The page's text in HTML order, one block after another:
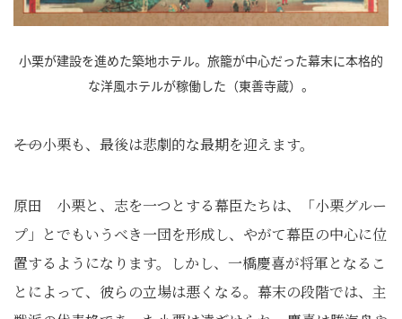
小栗が建設を進めた築地ホテル。旅籠が中心だった幕末に本格的
な洋風ホテルが稼働した（東善寺蔵）。
――その小栗も、最後は悲劇的な最期を迎えます。
原田 小栗と、志を一つとする幕臣たちは、「小栗グルー
プ」とでもいうべき一団を形成し、やがて幕臣の中心に位
置するようになります。しかし、一橋慶喜が将軍となるこ
とによって、彼らの立場は悪くなる。幕末の段階では、主